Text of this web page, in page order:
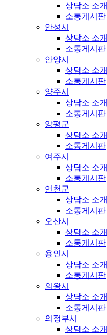
상담소 소개
소통게시판
안성시
상담소 소개
소통게시판
안양시
상담소 소개
소통게시판
양주시
상담소 소개
소통게시판
양평군
상담소 소개
소통게시판
여주시
상담소 소개
소통게시판
연천군
상담소 소개
소통게시판
오산시
상담소 소개
소통게시판
용인시
상담소 소개
소통게시판
의왕시
상담소 소개
소통게시판
의정부시
상담소 소개